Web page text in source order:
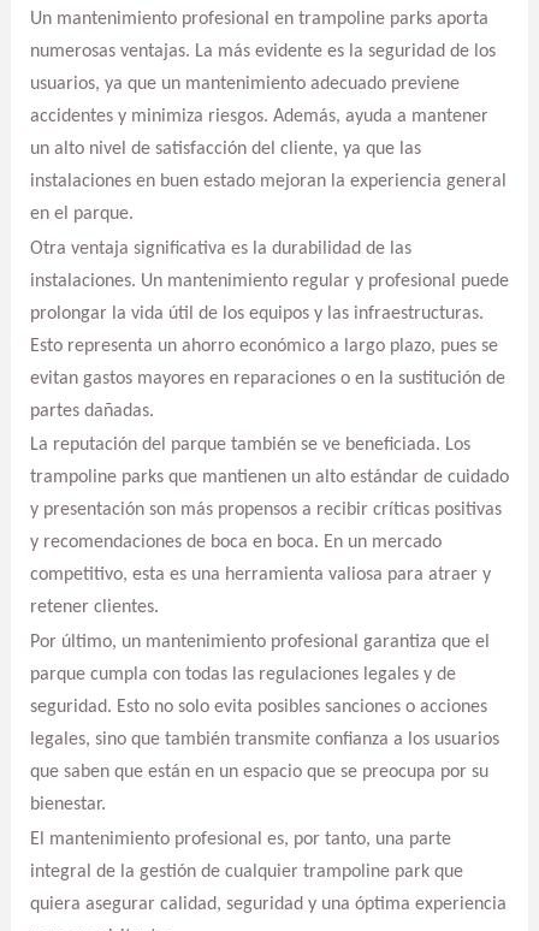
Un mantenimiento profesional en trampoline parks aporta
numerosas ventajas. La más evidente es la seguridad de los
usuarios, ya que un mantenimiento adecuado previene
accidentes y minimiza riesgos. Además, ayuda a mantener
un alto nivel de satisfacción del cliente, ya que las
instalaciones en buen estado mejoran la experiencia general
en el parque.
Otra ventaja significativa es la durabilidad de las
instalaciones. Un mantenimiento regular y profesional puede
prolongar la vida útil de los equipos y las infraestructuras.
Esto representa un ahorro económico a largo plazo, pues se
evitan gastos mayores en reparaciones o en la sustitución de
partes dañadas.
La reputación del parque también se ve beneficiada. Los
trampoline parks que mantienen un alto estándar de cuidado
y presentación son más propensos a recibir críticas positivas
y recomendaciones de boca en boca. En un mercado
competitivo, esta es una herramienta valiosa para atraer y
retener clientes.
Por último, un mantenimiento profesional garantiza que el
parque cumpla con todas las regulaciones legales y de
seguridad. Esto no solo evita posibles sanciones o acciones
legales, sino que también transmite confianza a los usuarios
que saben que están en un espacio que se preocupa por su
bienestar.
El mantenimiento profesional es, por tanto, una parte
integral de la gestión de cualquier trampoline park que
quiera asegurar calidad, seguridad y una óptima experiencia